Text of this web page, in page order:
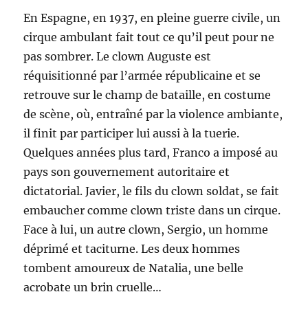
En Espagne, en 1937, en pleine guerre civile, un
cirque ambulant fait tout ce qu’il peut pour ne
pas sombrer. Le clown Auguste est
réquisitionné par l’armée républicaine et se
retrouve sur le champ de bataille, en costume
de scène, où, entraîné par la violence ambiante,
il finit par participer lui aussi à la tuerie.
Quelques années plus tard, Franco a imposé au
pays son gouvernement autoritaire et
dictatorial. Javier, le fils du clown soldat, se fait
embaucher comme clown triste dans un cirque.
Face à lui, un autre clown, Sergio, un homme
déprimé et taciturne. Les deux hommes
tombent amoureux de Natalia, une belle
acrobate un brin cruelle…